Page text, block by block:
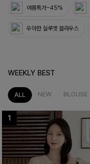
여름특가~45%
우아한 실루엣 블라우스
WEEKLY BEST
ALL NEW BLOUSE